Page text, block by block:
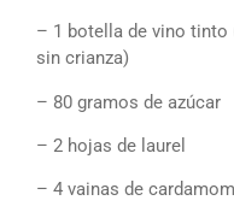
– 1 botella de vino tinto
sin crianza)
– 80 gramos de azúcar
– 2 hojas de laurel
– 4 vainas de